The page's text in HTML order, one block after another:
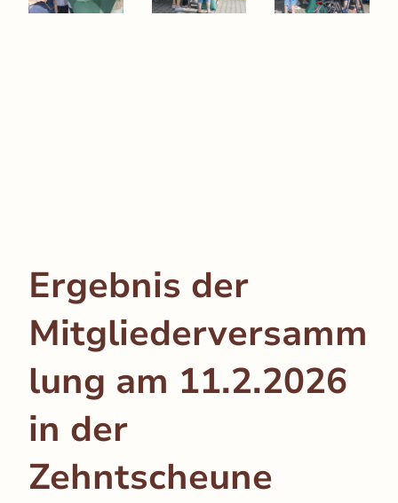
Ergebnis der
Mitgliederversamm
lung am 11.2.2026
in der
Zehntscheune